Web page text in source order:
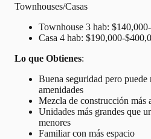
Townhouses/Casas
Townhouse 3 hab:
Casa 4 hab: $190,000-
Lo que Obtienes:
Buena seguridad pero puede
amenidades
Mezcla de construcción más
Unidades más grandes que
menores
Familiar con más espacio